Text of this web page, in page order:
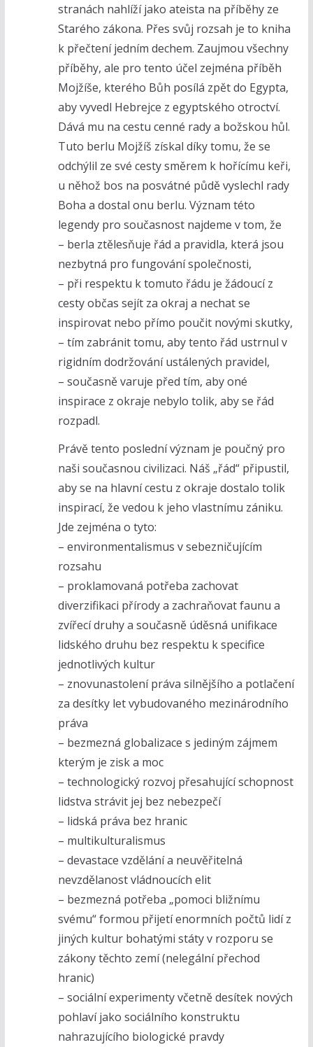
stranách nahlíží jako ateista na příběhy ze
Starého zákona. Přes svůj rozsah je to kniha
k přečtení jedním dechem. Zaujmou všechny
příběhy, ale pro tento účel zejména příběh
Mojžíše, kterého Bůh posílá zpět do Egypta,
aby vyvedl Hebrejce z egyptského otroctví.
Dává mu na cestu cenné rady a božskou hůl.
Tuto berlu Mojžíš získal díky tomu, že se
odchýlil ze své cesty směrem k hořícímu keři,
u něhož bos na posvátné půdě vyslechl rady
Boha a dostal onu berlu. Význam této
legendy pro současnost najdeme v tom, že
– berla ztělesňuje řád a pravidla, která jsou
nezbytná pro fungování společnosti,
– při respektu k tomuto řádu je žádoucí z
cesty občas sejít za okraj a nechat se
inspirovat nebo přímo poučit novými skutky,
– tím zabránit tomu, aby tento řád ustrnul v
rigidním dodržování ustálených pravidel,
– současně varuje před tím, aby oné
inspirace z okraje nebylo tolik, aby se řád
rozpadl.
Právě tento poslední význam je poučný pro
naši současnou civilizaci. Náš „řád“ připustil,
aby se na hlavní cestu z okraje dostalo tolik
inspirací, že vedou k jeho vlastnímu zániku.
Jde zejména o tyto:
– environmentalismus v sebezničujícím
rozsahu
– proklamovaná potřeba zachovat
diverzifikaci přírody a zachraňovat faunu a
zvířecí druhy a současně úděsná unifikace
lidského druhu bez respektu k specifice
jednotlivých kultur
– znovunastolení práva silnějšího a potlačení
za desítky let vybudovaného mezinárodního
práva
– bezmezná globalizace s jediným zájmem
kterým je zisk a moc
– technologický rozvoj přesahující schopnost
lidstva strávit jej bez nebezpečí
– lidská práva bez hranic
– multikulturalismus
– devastace vzdělání a neuvěřitelná
nevzdělanost vládnoucích elit
– bezmezná potřeba „pomoci bližnímu
svému“ formou přijetí enormních počtů lidí z
jiných kultur bohatými státy v rozporu se
zákony těchto zemí (nelegální přechod
hranic)
– sociální experimenty včetně desítek nových
pohlaví jako sociálního konstruktu
nahrazujícího biologické pravdy